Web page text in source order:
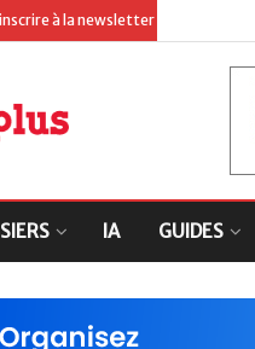
à la newsletter
IA GUIDES